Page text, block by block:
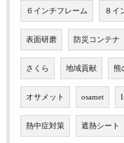
６インチフレーム ８イ
表面研磨 防災コンテナ
さくら 地域貢献 熊
オサメット osamet
熱中症対策 遮熱シート